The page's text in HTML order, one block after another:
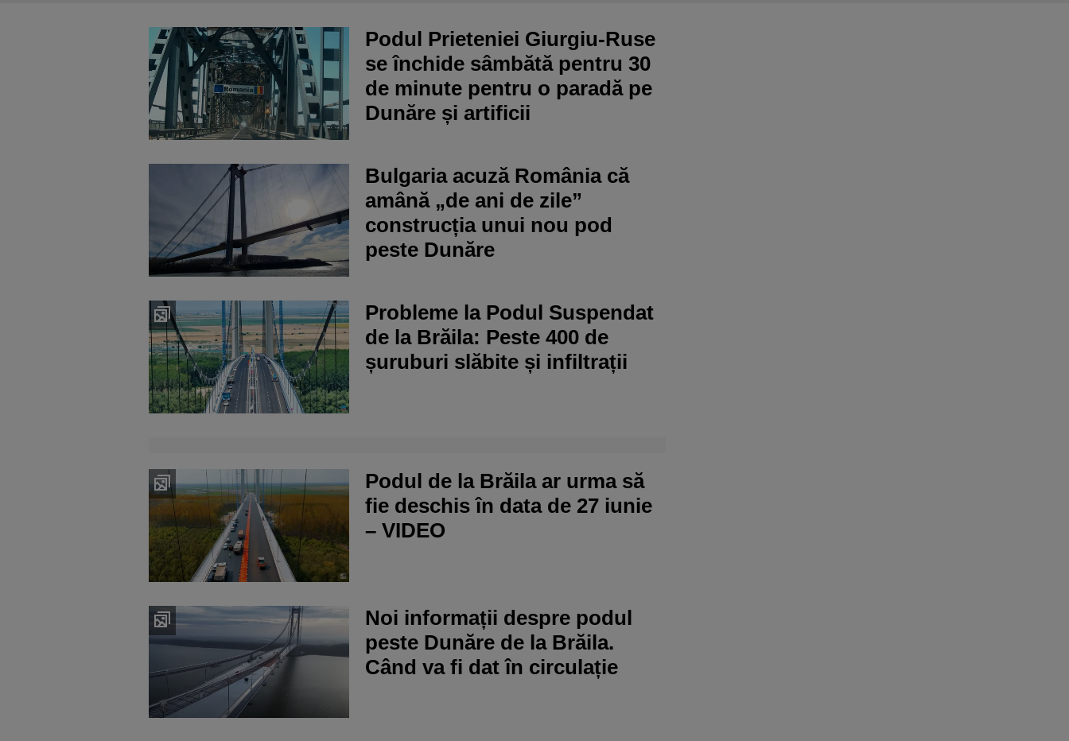
Podul Prieteniei Giurgiu-Ruse
se închide sâmbătă pentru 30
de minute pentru o paradă pe
Dunăre și artificii
Bulgaria acuză România că
amână „de ani de zile”
construcția unui nou pod
peste Dunăre
Probleme la Podul Suspendat
de la Brăila: Peste 400 de
șuruburi slăbite și infiltrații
Podul de la Brăila ar urma să
fie deschis în data de 27 iunie
– VIDEO
Noi informații despre podul
peste Dunăre de la Brăila.
Când va fi dat în circulație